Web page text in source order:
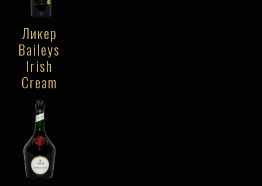
Ликер
Baileys
Irish
Cream